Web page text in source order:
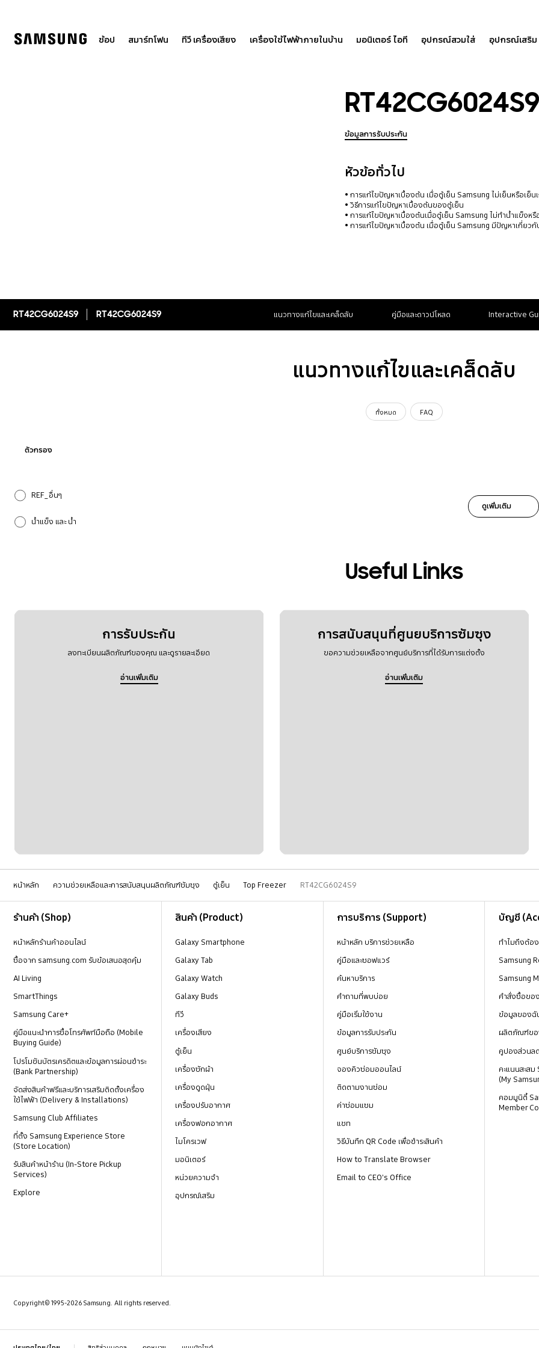
ช้อป สมาร์ทโฟน ทีวี เครื่องเสียง เครื่องใช้ไฟฟ้าภายในบ้าน มอนิเตอร์ ไอที อุปกรณ์สวมใส่ อุปกรณ์เสริม
RT42CG6024S9
ข้อมูลการรับประกัน
หัวข้อทั่วไป
การแก้ไขปัญหาเบื้องต้น เมื่อตู้เย็น Samsung ไม่เย็นหรือเย็น
วิธีการแก้ไขปัญหาเบื้องต้นของตู้เย็น
การแก้ไขปัญหาเบื้องต้นเมื่อตู้เย็น Samsung ไม่ทำน้ำแข็งห
การแก้ไขปัญหาเบื้องต้น เมื่อตู้เย็น Samsung มีปัญหาเกี่ยว
RT42CG6024S9 RT42CG6024S9 แนวทางแก้ไขและเคล็ดลับ คู่มือและดาวน์โหลด Interactive
แนวทางแก้ไขและเคล็ดลับ
ทั้งหมด FAQ
ตัวกรอง
REF_อื่นๆ
น้ำแข็ง และ น้ำ
ดูเพิ่มเติม
Useful Links
การรับประกัน
ลงทะเบียนผลิตภัณฑ์ของคุณ และดูรายละเอียด
อ่านเพิ่มเติม
การสนับสนุนที่ศูนยบริการซัมซุง
ขอความช่วยเหลือจากศูนย์บริการที่ได้รับการแต่งตั้ง
อ่านเพิ่มเติม
หน้าหลัก ความช่วยเหลือและการสนับสนุนผลิตภัณฑ์ซัมซุง ตู้เย็น Top Freezer RT42CG6024S9
ร้านค้า (Shop)
หน้าหลักร้านค้าออนไลน์
ซื้อจาก samsung.com รับข้อเสนอสุดคุ้ม
AI Living
SmartThings
Samsung Care+
คู่มือแนะนำการซื้อโทรศัพท์มือถือ (Mobile
Buying Guide)
โปรโมชันบัตรเครดิตและข้อมูลการผ่อนชำระ
(Bank Partnership)
จัดส่งสินค้าฟรีและบริการเสริมติดตั้งเครื่อง
ใช้ไฟฟ้า (Delivery & Installations)
Samsung Club Affiliates
ที่ตั้ง Samsung Experience Store
(Store Location)
รับสินค้าหน้าร้าน (In-Store Pickup
Services)
Explore
สินค้า (Product)
Galaxy Smartphone
Galaxy Tab
Galaxy Watch
Galaxy Buds
ทีวี
เครื่องเสียง
ตู้เย็น
เครื่องซักผ้า
เครื่องดูดฝุ่น
เครื่องปรับอากาศ
เครื่องฟอกอากาศ
ไมโครเวฟ
มอนิเตอร์
หน่วยความจำ
อุปกรณ์เสริม
การบริการ (Support)
หน้าหลัก บริการช่วยเหลือ
คู่มือและซอฟแวร์
ค้นหาบริการ
คำถามที่พบบ่อย
คู่มือเริ่มใช้งาน
ข้อมูลการรับประกัน
ศูนย์บริการซัมซุง
จองคิวซ่อมออนไลน์
ติดตามงานซ่อม
ค่าซ่อมแซม
แชท
วิธีบันทึก QR Code เพื่อชำระสินค้า
How to Translate Browser
Email to CEO's Office
บัญชี
ทำไมถึงต้อ
Samsung
Samsung
คำสั่งซื้อขอ
ข้อมูลของฉั
ผลิตภัณฑ์ขอ
คูปองส่วนล
คะแนนสะส
(My
คอมมูนิตี้
Member
Copyright© 1995-2026 Samsung. All rights reserved.